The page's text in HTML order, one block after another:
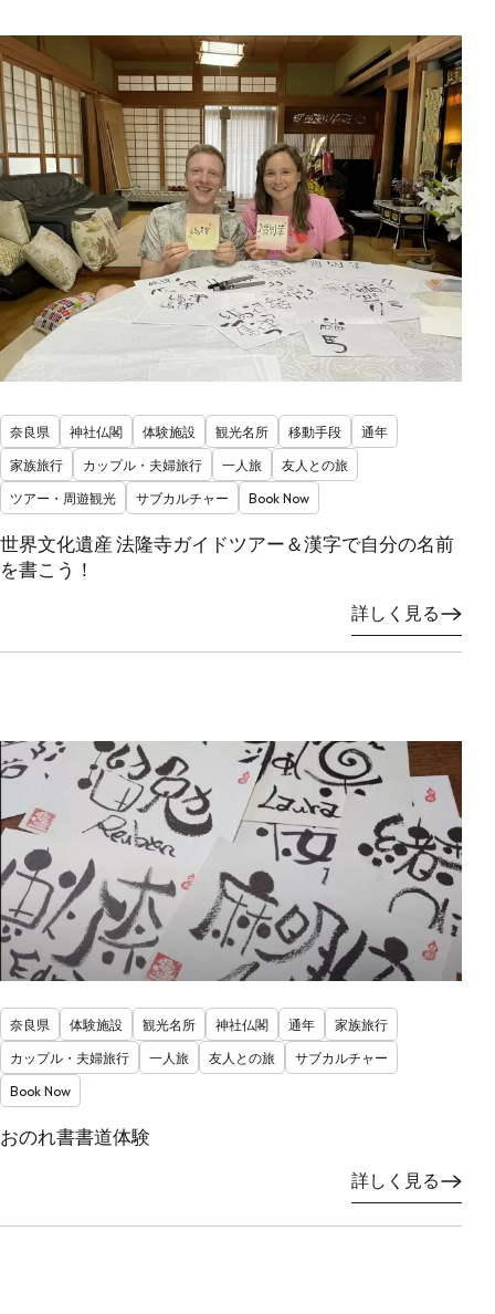
奈良県 神社仏閣 体験施設 観光名所 移動手段
通年
家族旅行
カップル・夫婦旅行 一人旅
友人との旅
ツアー・周遊観光
サブカルチャー Book Now
世界文化遺産 法隆寺ガイドツアー＆漢字で自分の名前
を書こう！
詳しく見る
奈良県 体験施設 観光名所 神社仏閣 通年
家族旅行
カップル・夫婦旅行
一人旅 友人との旅
サブカルチャー
Book Now
おのれ書書道体験
詳しく見る